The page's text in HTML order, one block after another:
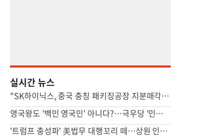
실시간 뉴스
"SK하이닉스, 중국 충칭 패키징공장 지분매각 등 검토"
영국왕도 '백인 영국인' 아니다?…극우당 '인종분류' 논란
'트럼프 충성파' 美법무 대행꼬리 떼…상원 인준 가까스로 가결